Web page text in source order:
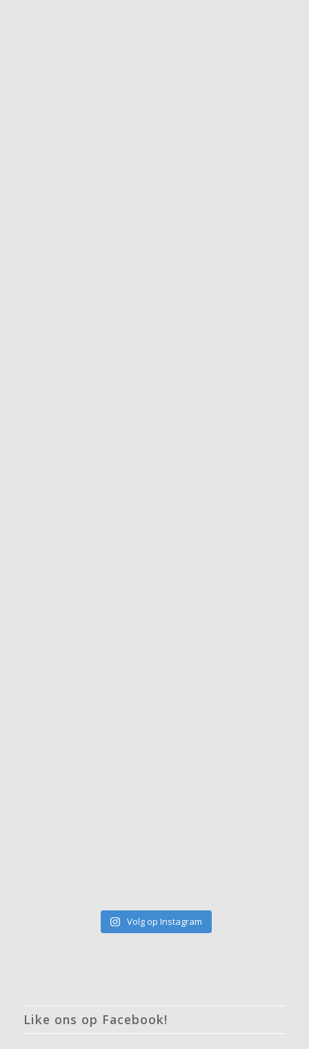
Volg op Instagram
Like ons op Facebook!